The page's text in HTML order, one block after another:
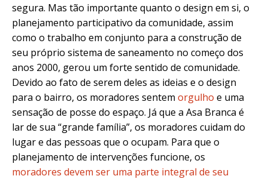
segura. Mas tão importante quanto o design em si, o
planejamento participativo da comunidade, assim
como o trabalho em conjunto para a construção de
seu próprio sistema de saneamento no começo dos
anos 2000, gerou um forte sentido de comunidade.
Devido ao fato de serem deles as ideias e o design
para o bairro, os moradores sentem orgulho e uma
sensação de posse do espaço. Já que a Asa Branca é
lar de sua “grande família”, os moradores cuidam do
lugar e das pessoas que o ocupam. Para que o
planejamento de intervenções funcione, os
moradores devem ser uma parte integral de seu